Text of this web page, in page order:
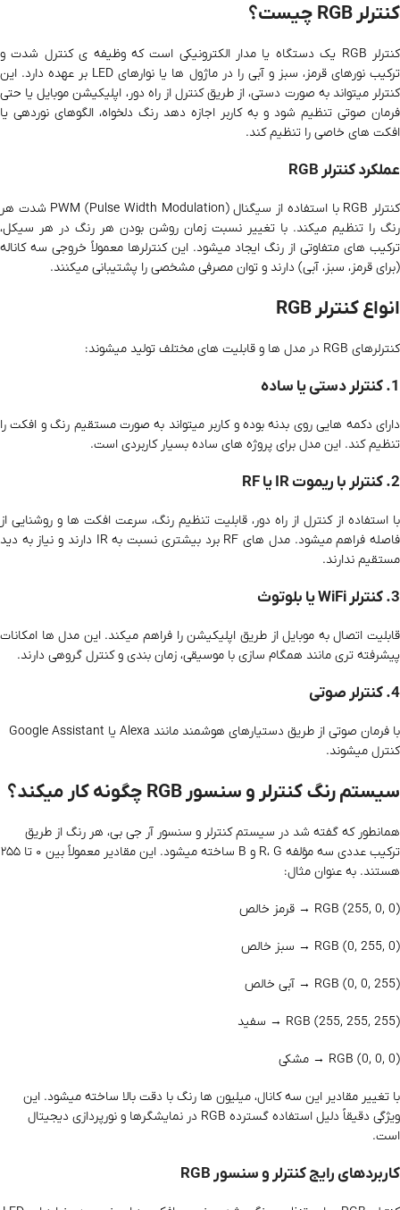
کنترلر RGB چیست؟
کنترلر RGB یک دستگاه یا مدار الکترونیکی است که وظیفه‌ ی کنترل شدت و
ترکیب نورهای قرمز، سبز و آبی را در ماژول‌ ها یا نوارهای LED بر عهده دارد. این
کنترلر میتواند به صورت دستی، از طریق کنترل از راه دور، اپلیکیشن موبایل یا حتی
فرمان صوتی تنظیم شود و به کاربر اجازه دهد رنگ دلخواه، الگوهای نوردهی یا
افکت‌ های خاصی را تنظیم کند.
عملکرد کنترلر RGB
کنترلر RGB با استفاده از سیگنال PWM (Pulse Width Modulation) شدت هر
رنگ را تنظیم میکند. با تغییر نسبت زمان روشن بودن هر رنگ در هر سیکل،
ترکیب‌ های متفاوتی از رنگ ایجاد میشود. این کنترلرها معمولاً خروجی سه کاناله
(برای قرمز، سبز، آبی) دارند و توان مصرفی مشخصی را پشتیبانی میکنند.
انواع کنترلر RGB
کنترلرهای RGB در مدل‌ ها و قابلیت‌ های مختلف تولید میشوند:
1. کنترلر دستی یا ساده
دارای دکمه‌ هایی روی بدنه بوده و کاربر میتواند به صورت مستقیم رنگ و افکت را
تنظیم کند. این مدل برای پروژه‌ های ساده بسیار کاربردی است.
2. کنترلر با ریموت IR یا RF
با استفاده از کنترل از راه دور، قابلیت تنظیم رنگ، سرعت افکت‌ ها و روشنایی از
فاصله فراهم میشود. مدل‌ های RF برد بیشتری نسبت به IR دارند و نیاز به دید
مستقیم ندارند.
3. کنترلر WiFi یا بلوتوث
قابلیت اتصال به موبایل از طریق اپلیکیشن را فراهم میکند. این مدل‌ ها امکانات
پیشرفته‌ تری مانند همگام‌ سازی با موسیقی، زمان‌ بندی و کنترل گروهی دارند.
4. کنترلر صوتی
با فرمان صوتی از طریق دستیارهای هوشمند مانند Alexa یا Google Assistant
کنترل میشوند.
سیستم رنگ کنترلر و سنسور RGB چگونه کار میکند؟
همانطور که گفته شد در سیستم کنترلر و سنسور آر جی بی، هر رنگ از طریق
ترکیب عددی سه مؤلفه R، G و B ساخته میشود. این مقادیر معمولاً بین ۰ تا ۲۵۵
هستند. به‌ عنوان مثال:
RGB (255, 0, 0) → قرمز خالص
RGB (0, 255, 0) → سبز خالص
RGB (0, 0, 255) → آبی خالص
RGB (255, 255, 255) → سفید
RGB (0, 0, 0) → مشکی
با تغییر مقادیر این سه کانال، میلیون‌ ها رنگ با دقت بالا ساخته میشود. این
ویژگی دقیقاً دلیل استفاده گسترده RGB در نمایشگرها و نورپردازی دیجیتال
است.
کاربردهای رایج کنترلر و سنسور RGB